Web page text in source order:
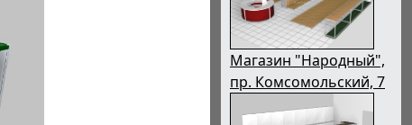
Магазин "Народный",
пр. Комсомольский, 7